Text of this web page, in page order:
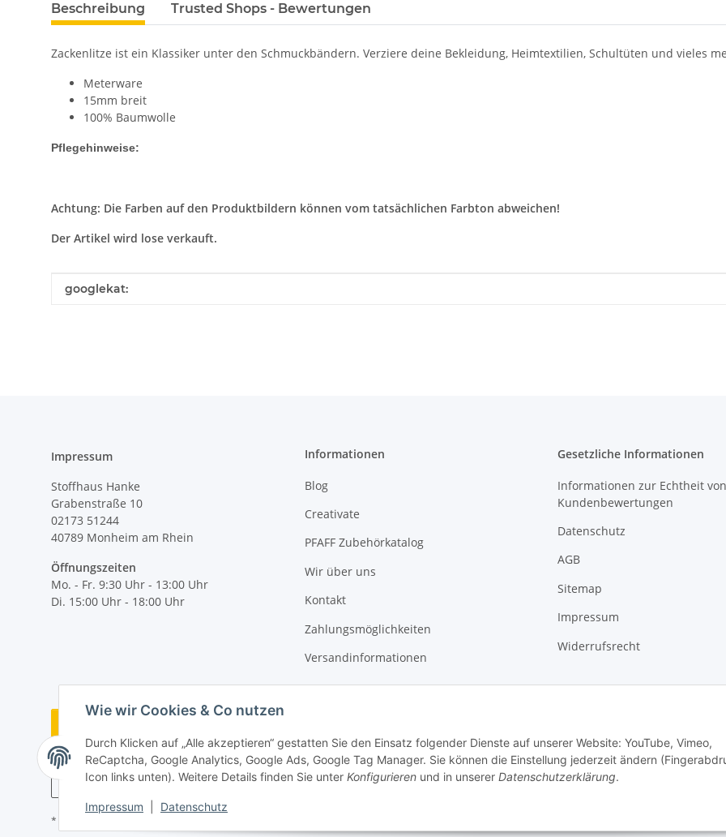
Wie wir Cookies & Co nutzen
Durch Klicken auf „Alle akzeptieren“ gestatten Sie den Einsatz folgender Dienste auf unserer Website: YouTube, Vimeo,
ReCaptcha, Google Analytics, Google Ads, Google Tag Manager. Sie können die Einstellung jederzeit ändern
Icon links unten). Weitere Details finden Sie unter Konfigurieren und in unserer Datenschutzerklärung.
Impressum Datenschutz
Beschreibung Trusted Shops - Bewertungen
Zackenlitze ist ein Klassiker unter den Schmuckbändern. Verziere deine Bekleidung, Heimtextilien, Schultüten und vieles
Meterware
15mm breit
100% Baumwolle
Pflegehinweise:
Achtung: Die Farben auf den Produktbildern können vom tatsächlichen Farbton abweichen!
Der Artikel wird lose verkauft.
Produkteigenschaft
Wert
googlekat:
Impressum
Stoffhaus Hanke
Grabenstraße 10
02173 51244
40789 Monheim am Rhein
Öffnungszeiten
Mo. - Fr. 9:30 Uhr - 13:00 Uhr
Di. 15:00 Uhr - 18:00 Uhr
Informationen
Blog
Creativate
PFAFF Zubehörkatalog
Wir über uns
Kontakt
Zahlungsmöglichkeiten
Versandinformationen
Gesetzliche Informationen
Informationen zur Echtheit von
Kundenbewertungen
Datenschutz
AGB
Sitemap
Impressum
Widerrufsrecht
* Alle Preise inkl. gesetzlicher MwSt., zzgl.